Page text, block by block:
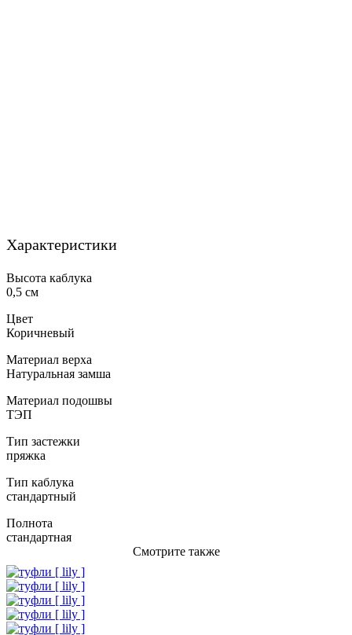
Характеристики
Высота каблука
0,5 см
Цвет
Коричневый
Материал верха
Натуральная замша
Материал подошвы
ТЭП
Тип застежки
пряжка
Тип каблука
стандартный
Полнота
стандартная
Смотрите также